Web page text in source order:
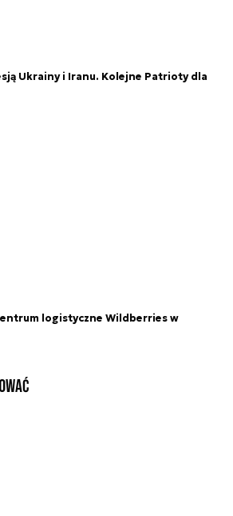
Ukrainy i Iranu. Kolejne Patrioty dla
logistyczne Wildberries w